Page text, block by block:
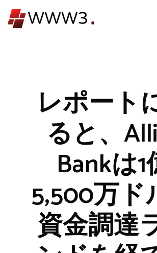
ン
レポート
ると、
Bankは1
5,500万ド
資金調達